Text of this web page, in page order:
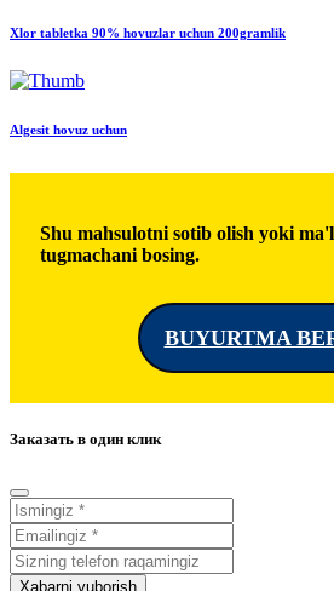
Xlor tabletka 90% hovuzlar uchun 200gramlik
Algesit hovuz uchun
Shu mahsulotni sotib olish yoki
tugmachani bosing.
BUYURTMA
Заказать в один клик
Xabarni yuborish